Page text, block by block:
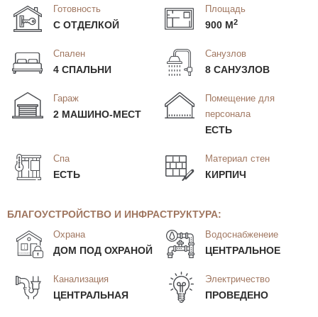
Готовность
С ОТДЕЛКОЙ
Площадь
900 М2
Спален
4 СПАЛЬНИ
Санузлов
8 САНУЗЛОВ
Гараж
2 МАШИНО-МЕСТ
Помещение для
персонала
ЕСТЬ
Спа
ЕСТЬ
Материал стен
КИРПИЧ
БЛАГОУСТРОЙСТВО И ИНФРАСТРУКТУРА:
Охрана
ДОМ ПОД ОХРАНОЙ
Водоснабженеие
ЦЕНТРАЛЬНОЕ
Канализация
ЦЕНТРАЛЬНАЯ
Электричество
ПРОВЕДЕНО